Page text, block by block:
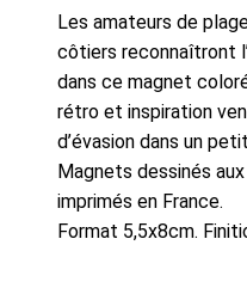
Les amateurs de
côtiers reconnaîtront
dans ce magnet
rétro et inspiration
d’évasion dans un
Magnets dessinés
imprimés en France.
Format 5,5x8cm.